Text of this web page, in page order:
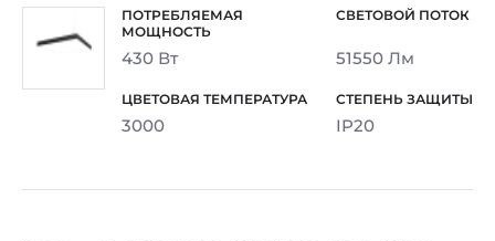
430 Вт 51550 Лм
3000 IP20